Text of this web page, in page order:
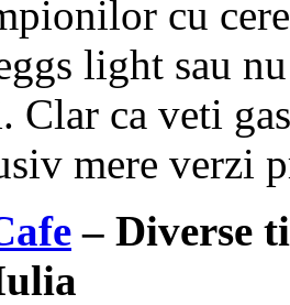
cu
light sau
Clar ca veti
mere verzi
– Diverse